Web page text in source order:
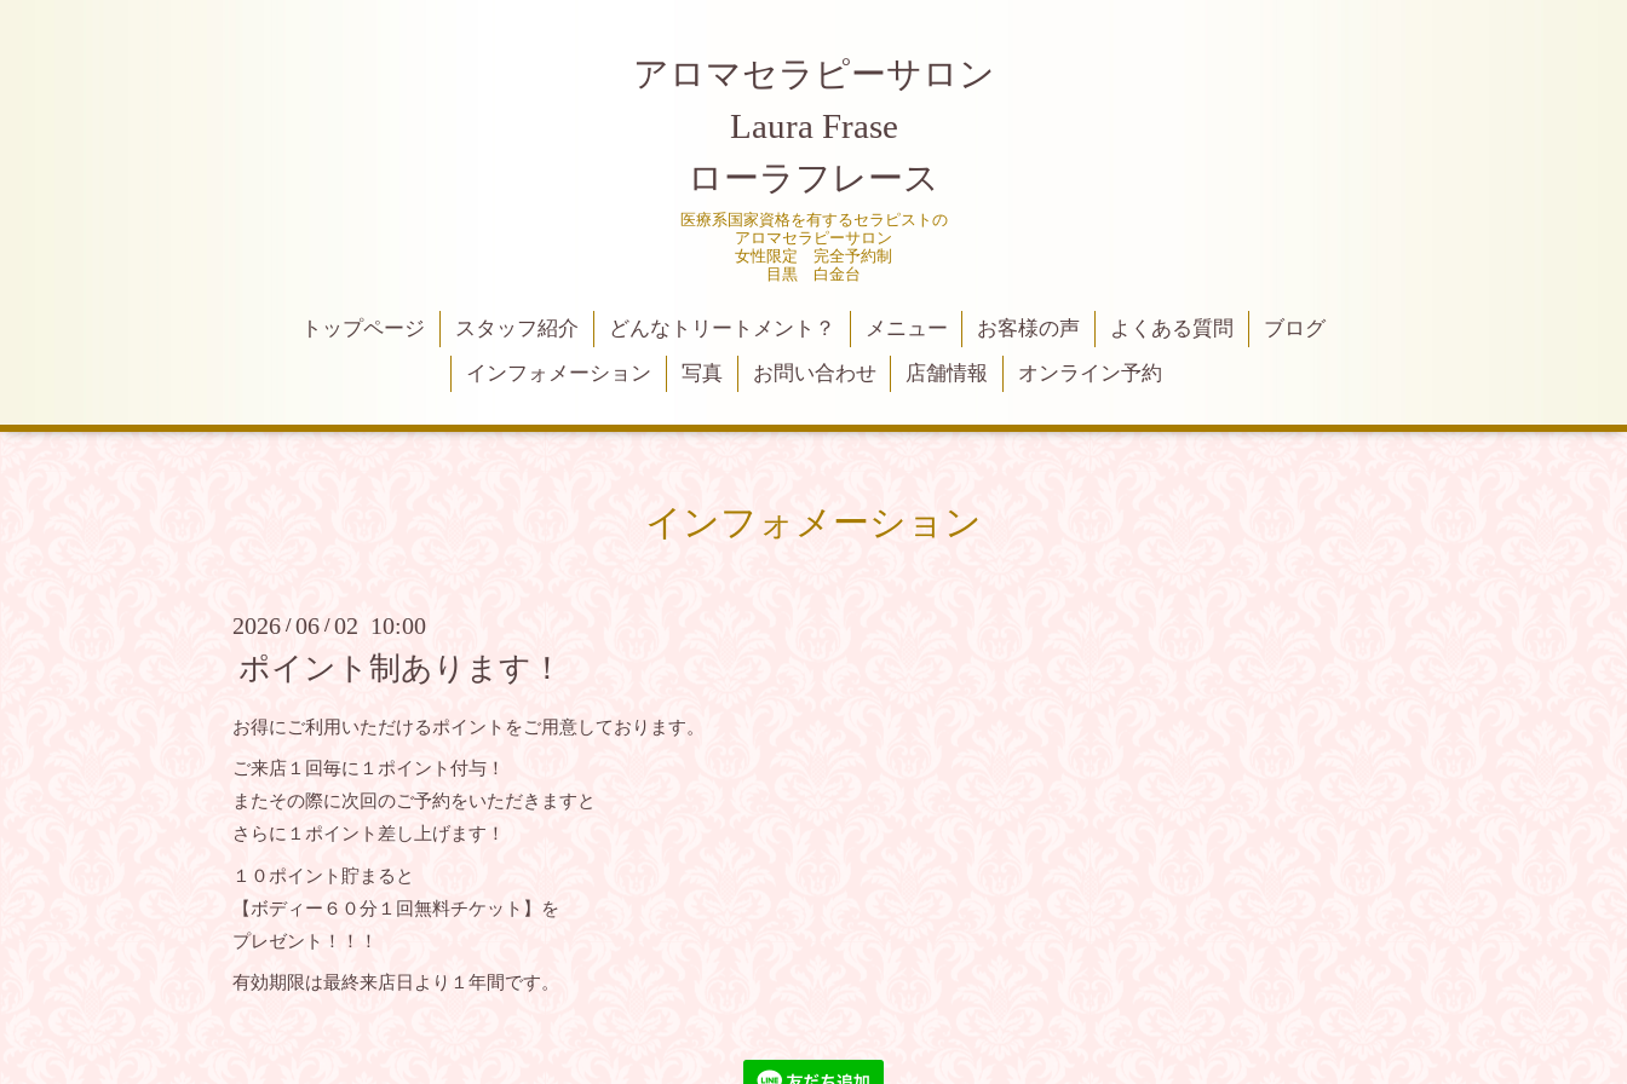
アロマセラピーサロン
Laura Frase
ローラフレース
医療系国家資格を有するセラピストの
アロマセラピーサロン
女性限定 完全予約制
目黒 白金台
トップページ スタッフ紹介 どんなトリートメント？ メニュー お客様の声 よくある質問
ブログ
インフォメーション
写真 お問い合わせ 店舗情報 オンライン予約
インフォメーション
2026 /06 /02 10:00
ポイント制あります！
お得にご利用いただけるポイントをご用意しております。
ご来店１回毎に１ポイント付与！
またその際に次回のご予約をいただきますと
さらに１ポイント差し上げます！
１０ポイント貯まると
【ボディー６０分１回無料チケット】を
プレゼント！！！
有効期限は最終来店日より１年間です。